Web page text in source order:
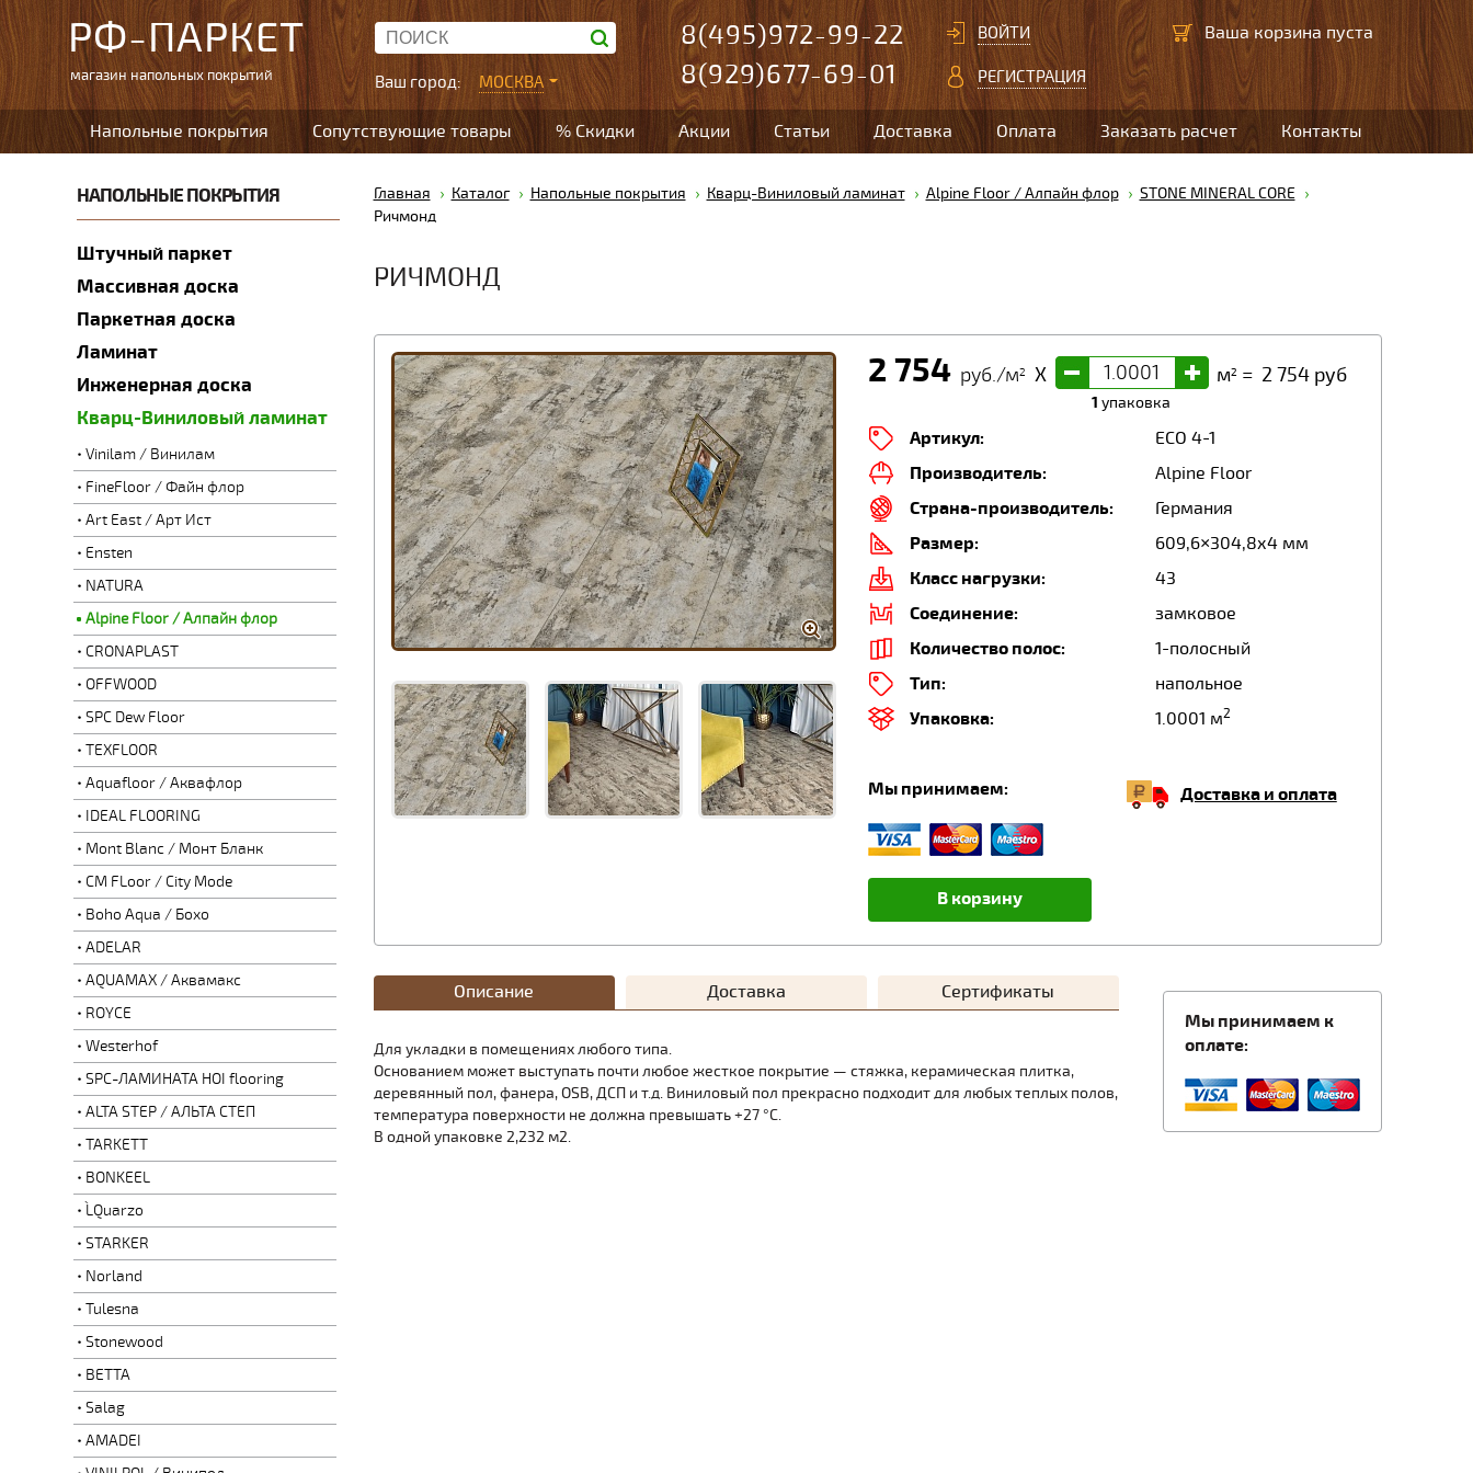
РФ-ПАРКЕТ
магазин напольных покрытий Ваш город: МОСКВА
8(495)972-99-22
8(929)677-69-01
ВОЙТИ
РЕГИСТРАЦИЯ
Ваша корзина пуста
Напольные покрытия Сопутствующие товары % Скидки Акции Статьи Доставка Оплата Заказать расчет Контакты
НАПОЛЬНЫЕ ПОКРЫТИЯ
Штучный паркет
Массивная доска
Паркетная доска
Ламинат
Инженерная доска
Кварц-Виниловый ламинат
Vinilam / Винилам
FineFloor / Файн флор
Art East / Арт Ист
Ensten
NATURA
Alpine Floor / Алпайн флор
CRONAPLAST
OFFWOOD
SPC Dew Floor
TEXFLOOR
Aquafloor / Аквафлор
IDEAL FLOORING
Mont Blanc / Монт Бланк
CM FLoor / City Mode
Boho Aqua / Бохо
ADELAR
AQUAMAX / Аквамакс
ROYCE
Westerhof
SPC-ЛАМИНАТА HOI flooring
ALTA STEP / АЛЬТА СТЕП
TARKETT
BONKEEL
L`Quarzo
STARKER
Norland
Tulesna
Stonewood
BETTA
Salag
AMADEI
Главная Каталог Напольные покрытия Кварц-Виниловый ламинат Alpine Floor / Алпайн флор
STONE MINERAL CORE
Ричмонд
РИЧМОНД
2 754 руб./м2 X - +
1 упаковка
м2 = 2 754руб
Артикул:
ЕСО 4-1
Производитель:
Alpine Floor
Страна-производитель:
Германия
Размер:
609,6×304,8х4 мм
Класс нагрузки:
43
Соединение:
замковое
Количество полос:
1-полосный
Тип:
напольное
Упаковка:
1.0001 м2
Мы принимаем: Доставка и оплата
В корзину
Описание Доставка Сертификаты
Для укладки в помещениях любого типа.
Основанием может выступать почти любое жесткое покрытие — стяжка, керамическая плитка,
деревянный пол, фанера, OSB, ДСП и т.д. Виниловый пол прекрасно подходит для любых теплых полов,
температура поверхности не должна превышать +27 °C.
В одной упаковке 2,232 м2.
Мы принимаем к
оплате: